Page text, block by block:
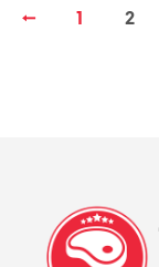
← 1 2